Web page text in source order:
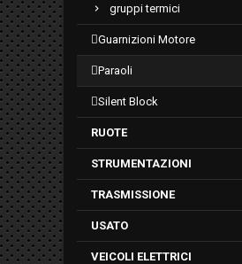
gruppi termici
guarnizioni motore
paraoli
silent block
RUOTE
STRUMENTAZIONI
TRASMISSIONE
USATO
VEICOLI ELETTRICI